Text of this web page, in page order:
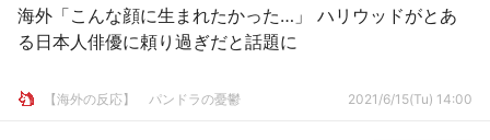
海外「こんな顔に生まれたかった…」 ハリウッドがとあ
る日本人俳優に頼り過ぎだと話題に
【海外の反応】 パンドラの憂鬱 2021/6/15(Tu) 14:00